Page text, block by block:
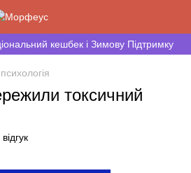
кешбек і Зимову Підтримку
токсичний